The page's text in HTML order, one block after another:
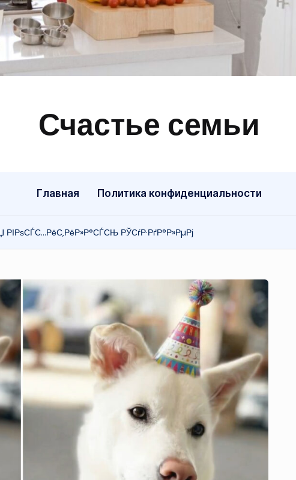
Счастье семьи
Быт,
Главная Политика конфиденциальности
РЎСѓР·РґР°Р»РµРј